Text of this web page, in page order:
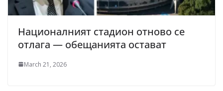
Националният стадион отново се
отлага — обещанията остават
March 21, 2026